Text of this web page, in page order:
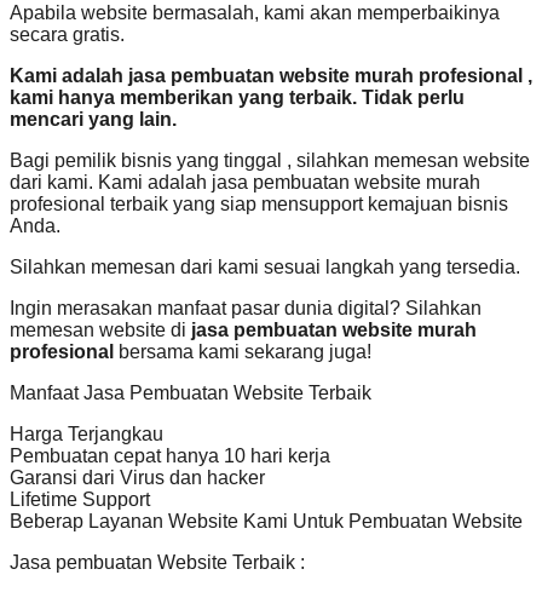
Apabila website bermasalah, kami akan memperbaikinya
secara gratis.
Kami adalah jasa pembuatan website murah profesional ,
kami hanya memberikan yang terbaik. Tidak perlu
mencari yang lain.
Bagi pemilik bisnis yang tinggal , silahkan memesan website
dari kami. Kami adalah jasa pembuatan website murah
profesional terbaik yang siap mensupport kemajuan bisnis
Anda.
Silahkan memesan dari kami sesuai langkah yang tersedia.
Ingin merasakan manfaat pasar dunia digital? Silahkan
memesan website di jasa pembuatan website murah
profesional bersama kami sekarang juga!
Manfaat Jasa Pembuatan Website Terbaik
Harga Terjangkau
Pembuatan cepat hanya 10 hari kerja
Garansi dari Virus dan hacker
Lifetime Support
Beberap Layanan Website Kami Untuk Pembuatan Website
Jasa pembuatan Website Terbaik :